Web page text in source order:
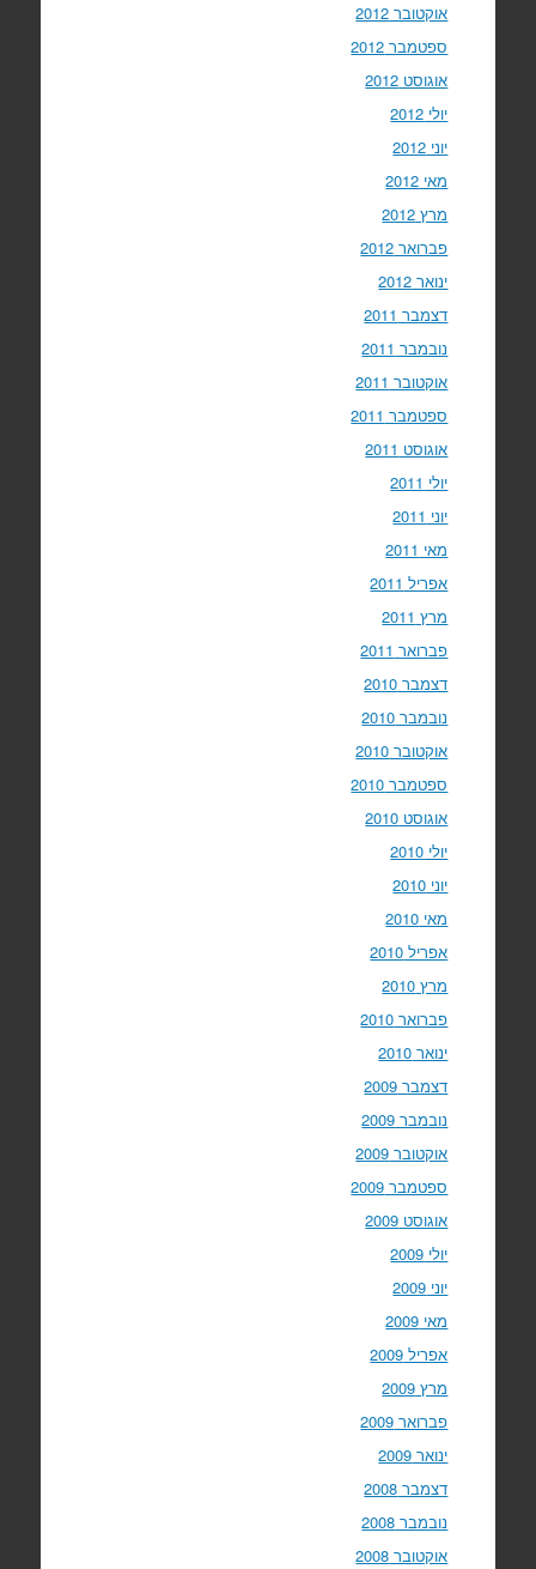
אוקטובר 2012
ספטמבר 2012
אוגוסט 2012
יולי 2012
יוני 2012
מאי 2012
מרץ 2012
פברואר 2012
ינואר 2012
דצמבר 2011
נובמבר 2011
אוקטובר 2011
ספטמבר 2011
אוגוסט 2011
יולי 2011
יוני 2011
מאי 2011
אפריל 2011
מרץ 2011
פברואר 2011
דצמבר 2010
נובמבר 2010
אוקטובר 2010
ספטמבר 2010
אוגוסט 2010
יולי 2010
יוני 2010
מאי 2010
אפריל 2010
מרץ 2010
פברואר 2010
ינואר 2010
דצמבר 2009
נובמבר 2009
אוקטובר 2009
ספטמבר 2009
אוגוסט 2009
יולי 2009
יוני 2009
מאי 2009
אפריל 2009
מרץ 2009
פברואר 2009
ינואר 2009
דצמבר 2008
נובמבר 2008
אוקטובר 2008